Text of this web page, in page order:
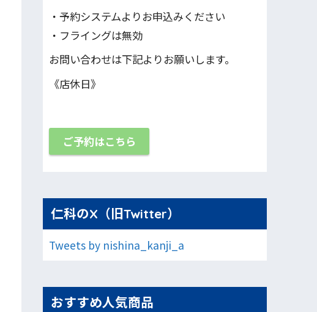
・予約システムよりお申込みください
・フライングは無効
お問い合わせは下記よりお願いします。
《店休日》
ご予約はこちら
仁科のX（旧Twitter）
Tweets by nishina_kanji_a
おすすめ人気商品